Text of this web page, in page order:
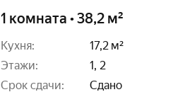
1 комната • 38,2 м²
Кухня:
17,2 м²
Этажи:
1, 2
Срок сдачи:
Сдано